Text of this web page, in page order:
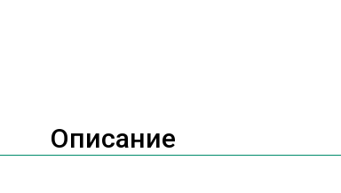
Описание